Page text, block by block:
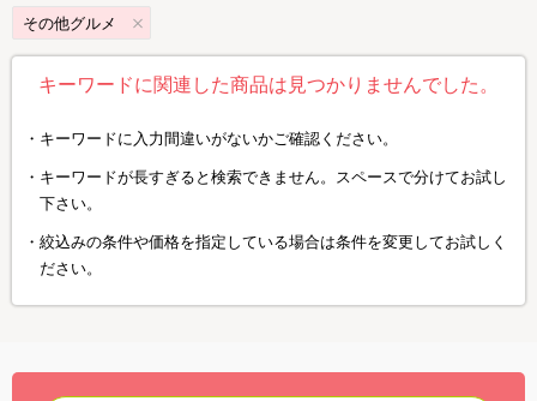
その他グルメ
キーワードに関連した商品は見つかりませんでした。
キーワードに入力間違いがないかご確認ください。
キーワードが長すぎると検索できません。スペースで分けてお試し
下さい。
絞込みの条件や価格を指定している場合は条件を変更してお試しく
ださい。